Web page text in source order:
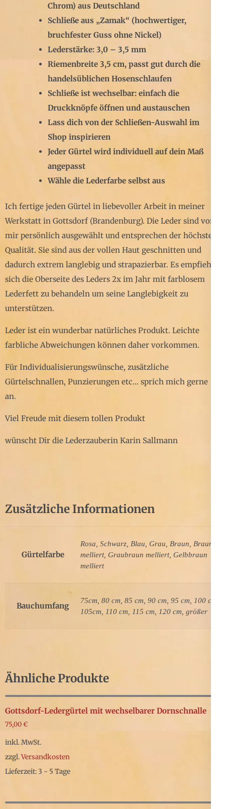
Chrom) aus Deutschland
Schließe aus „Zamak“ (hochwertiger,
bruchfester Guss ohne Nickel)
Lederstärke: 3,0 – 3,5 mm
Riemenbreite 3,5 cm, passt gut durch die
handelsüblichen Hosenschlaufen
Schließe ist wechselbar: einfach die
Druckknöpfe öffnen und austauschen
Lass dich von der Schließen-Auswahl im
Shop inspirieren
Jeder Gürtel wird individuell auf dein Maß
angepasst
Wähle die Lederfarbe selbst aus
Ich fertige jeden Gürtel in liebevoller Arbeit in meiner
Werkstatt in Gottsdorf (Brandenburg). Die Leder sind von
mir persönlich ausgewählt und entsprechen der höchsten
Qualität. Sie sind aus der vollen Haut geschnitten und
dadurch extrem langlebig und strapazierbar. Es empfiehlt
sich die Oberseite des Leders 2x im Jahr mit farblosem
Lederfett zu behandeln um seine Langlebigkeit zu
unterstützen.
Leder ist ein wunderbar natürliches Produkt. Leichte
farbliche Abweichungen können daher vorkommen.
Für Individualisierungswünsche, zusätzliche
Gürtelschnallen, Punzierungen etc… sprich mich gerne
an.
Viel Freude mit diesem tollen Produkt
wünscht Dir die Lederzauberin Karin Sallmann
Zusätzliche Informationen
Gürtelfarbe
Rosa, Schwarz, Blau, Grau, Braun, Braun
melliert, Graubraun melliert, Gelbbraun
melliert
Bauchumfang
75cm, 80 cm, 85 cm, 90 cm, 95 cm, 100 cm,
105cm, 110 cm, 115 cm, 120 cm, größer
Ähnliche Produkte
Gottsdorf-Ledergürtel mit wechselbarer Dornschnalle
75,00€
inkl. MwSt.
zzgl.Versandkosten
Lieferzeit: 3 - 5 Tage
Produkt